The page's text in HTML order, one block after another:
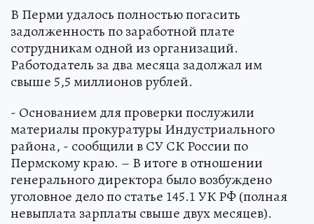
В Перми удалось полностью погасить
задолженность по заработной плате
сотрудникам одной из организаций.
Работодатель за два месяца задолжал им
свыше 5,5 миллионов рублей.
- Основанием для проверки послужили
материалы прокуратуры Индустриального
района, - сообщили в СУ СК России по
Пермскому краю. – В итоге в отношении
генерального директора было возбуждено
уголовное дело по статье 145.1 УК РФ (полная
невыплата зарплаты свыше двух месяцев).